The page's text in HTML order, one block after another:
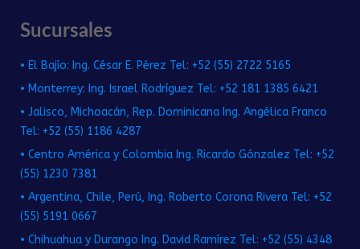
Sucursales
• El Bajío: Ing. César E. Pérez Tel: +52 (55) 2722 5165
• Monterrey: Ing. Israel Rodríguez Tel: +52 181 1385 6421
• Jalisco, Michoacán, Rep. Dominicana Ing. Angélica Franco
Tel: +52 (55) 1186 4287
• Centro América y Colombia Ing. Ricardo Gónzalez Tel: +52
(55) 1230 7381
• Argentina, Chile, Perú, Ing. Roberto Corona Rivera Tel: +52
(55) 5191 0667
• Chihuahua y Durango Ing. David Ramírez Tel: +52 (55) 4348